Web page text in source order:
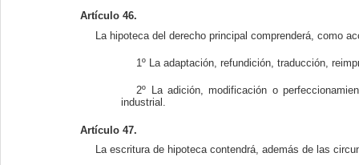
Artículo 46.
La hipoteca del derecho principal comprenderá, como
1º La adaptación, refundición, traducción,
2º La adición, modificación o
industrial.
Artículo 47.
La escritura de hipoteca contendrá, además de las